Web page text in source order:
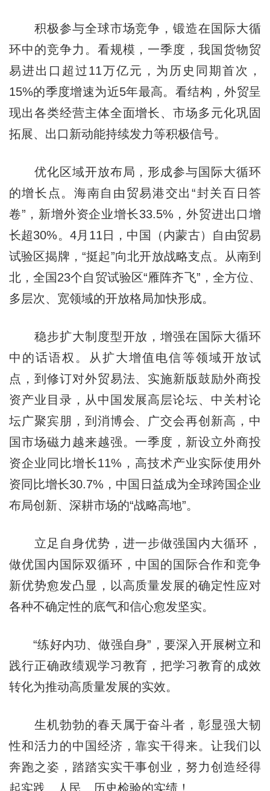
积极参与全球市场竞争，锻造在国际大循
环中的竞争力。看规模，一季度，我国货物贸
易进出口超过11万亿元，为历史同期首次，
15%的季度增速为近5年最高。看结构，外贸呈
现出各类经营主体全面增长、市场多元化巩固
拓展、出口新动能持续发力等积极信号。
优化区域开放布局，形成参与国际大循环
的增长点。海南自由贸易港交出“封关百日答
卷”，新增外资企业增长33.5%，外贸进出口增
长超30%。4月11日，中国（内蒙古）自由贸易
试验区揭牌，“挺起”向北开放战略支点。从南到
北，全国23个自贸试验区“雁阵齐飞”，全方位、
多层次、宽领域的开放格局加快形成。
稳步扩大制度型开放，增强在国际大循环
中的话语权。从扩大增值电信等领域开放试
点，到修订对外贸易法、实施新版鼓励外商投
资产业目录，从中国发展高层论坛、中关村论
坛广聚宾朋，到消博会、广交会再创新高，中
国市场磁力越来越强。一季度，新设立外商投
资企业同比增长11%，高技术产业实际使用外
资同比增长30.7%，中国日益成为全球跨国企业
布局创新、深耕市场的“战略高地”。
立足自身优势，进一步做强国内大循环，
做优国内国际双循环，中国的国际合作和竞争
新优势愈发凸显，以高质量发展的确定性应对
各种不确定性的底气和信心愈发坚实。
“练好内功、做强自身”，要深入开展树立和
践行正确政绩观学习教育，把学习教育的成效
转化为推动高质量发展的实效。
生机勃勃的春天属于奋斗者，彰显强大韧
性和活力的中国经济，靠实干得来。让我们以
奔跑之姿，踏踏实实干事创业，努力创造经得
起实践、人民、历史检验的实绩！